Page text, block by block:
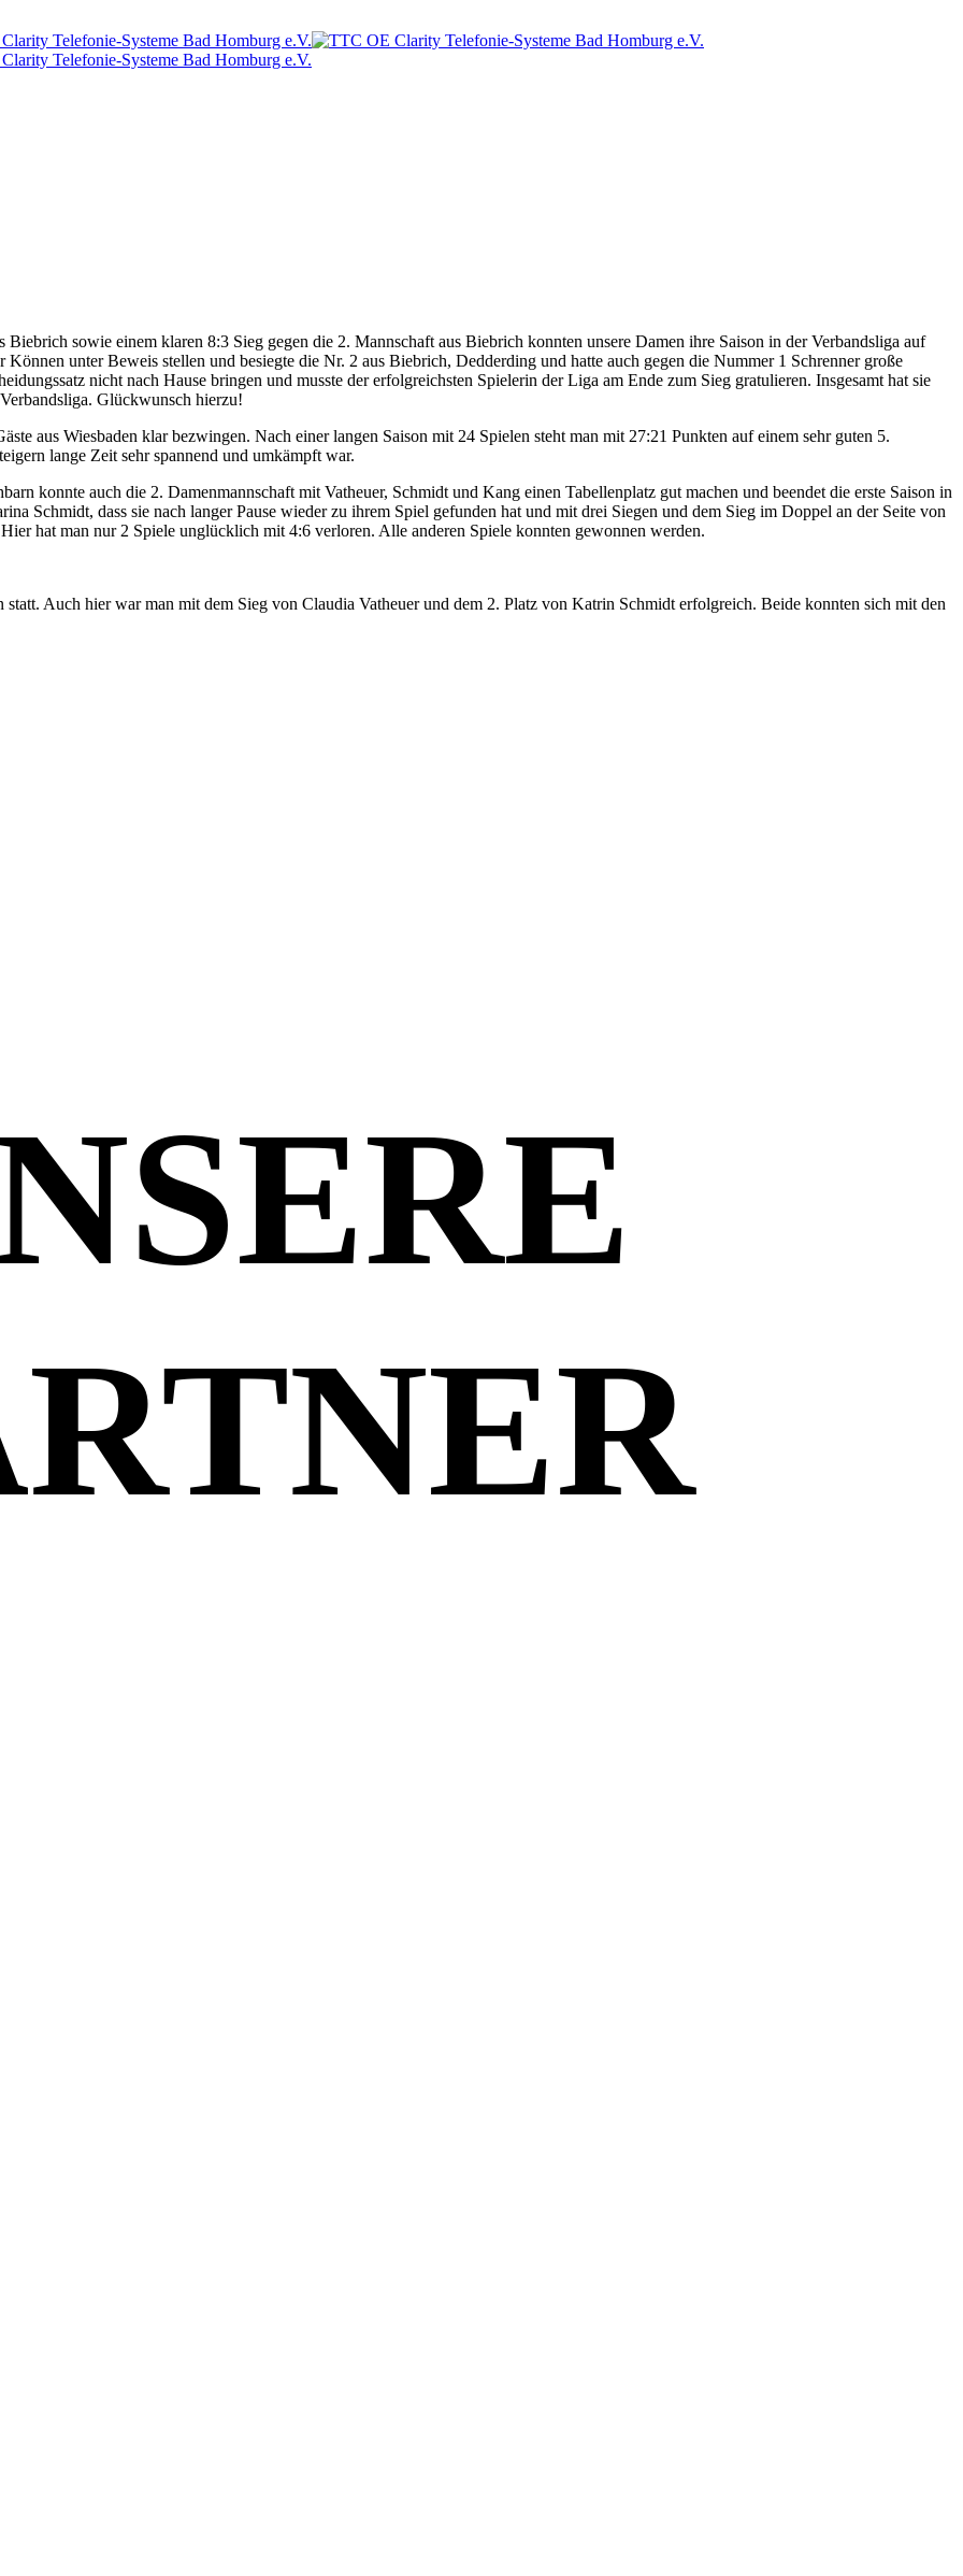
sowie einem klaren 8:3 Sieg gegen die 2. Mannschaft aus Biebrich konnten unsere Damen ihre Saison in der Verbandsliga auf
unter Beweis stellen und besiegte die Nr. 2 aus Biebrich, Dedderding und hatte auch gegen die Nummer 1 Schrenner große
nicht nach Hause bringen und musste der erfolgreichsten Spielerin der Liga am Ende zum Sieg gratulieren. Insgesamt hat sie
Glückwunsch hierzu!
aus Wiesbaden klar bezwingen. Nach einer langen Saison mit 24 Spielen steht man mit 27:21 Punkten auf einem sehr guten 5.
lange Zeit sehr spannend und umkämpft war.
konnte auch die 2. Damenmannschaft mit Vatheuer, Schmidt und Kang einen Tabellenplatz gut machen und beendet die erste Saison in
Schmidt, dass sie nach langer Pause wieder zu ihrem Spiel gefunden hat und mit drei Siegen und dem Sieg im Doppel an der Seite von
hat man nur 2 Spiele unglücklich mit 4:6 verloren. Alle anderen Spiele konnten gewonnen werden.
Auch hier war man mit dem Sieg von Claudia Vatheuer und dem 2. Platz von Katrin Schmidt erfolgreich. Beide konnten sich mit den